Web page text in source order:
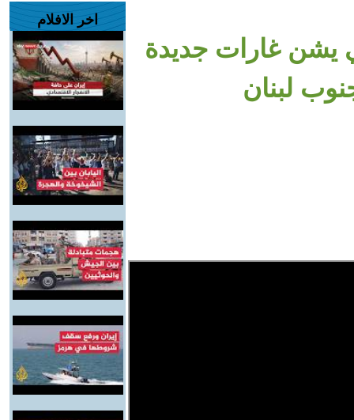
يشن غارات جديدة
اخر الافلام